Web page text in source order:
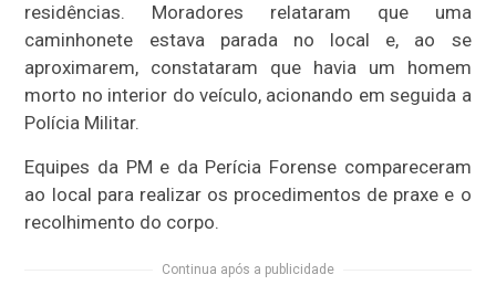
residências. Moradores relataram que uma
caminhonete estava parada no local e, ao se
aproximarem, constataram que havia um homem
morto no interior do veículo, acionando em seguida a
Polícia Militar.
Equipes da PM e da Perícia Forense compareceram
ao local para realizar os procedimentos de praxe e o
recolhimento do corpo.
Continua após a publicidade